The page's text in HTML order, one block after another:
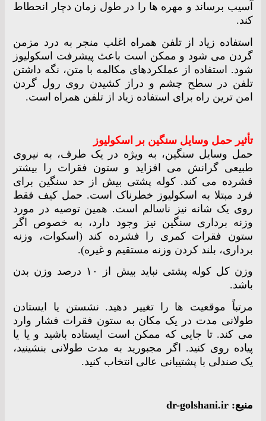
آسیب برساند و مهره ها را در طول زمان دچار انحطاط
کند.
استفاده زیاد از تلفن همراه اغلب منجر به درد مزمن
گردن می شود و ممکن است باعث پیشرفت اسکولیوز
شود. استفاده از عملکردهای مکالمه با متن، نگه داشتن
تلفن در سطح چشم و دراز کشیدن روی رول گردن
امن ترین راه برای استفاده زیاد از تلفن همراه است.
تأثیر حمل وسایل سنگین بر اسکولیوز
حمل وسایل سنگین، به ویژه در یک طرف، به نیروی
طبیعی گرانش می افزاید و ستون فقرات را بیشتر
فشرده می کند. کوله پشتی بیش از حد سنگین برای
فرد مبتلا به اسکولیوز خطرناک است. حمل کیف فقط
روی یک شانه نیز ناسالم است. همین توصیه در مورد
وزنه برداری سنگین نیز وجود دارد، به خصوص اگر
ستون فقرات کمری را فشرده کند (اسکوات، وزنه
برداری، بلند کردن وزنه مستقیم و غیره).
وزن کل کوله پشتی نباید بیش از ۱۰ درصد وزن بدن
باشد.
مرتباً موقعیت ها را تغییر دهید. نشستن یا ایستادن
طولانی مدت در یک مکان به ستون فقرات فشار وارد
می کند. تا جایی که ممکن است ایستاده باشید و یا یا
پیاده روی کنید. اگر مجبورید به مدت طولانی بنشینید،
یک صندلی با پشتیبانی عالی انتخاب کنید.
منبع: dr-golshani.ir